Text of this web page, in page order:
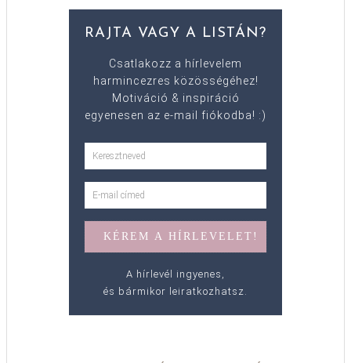
RAJTA VAGY A LISTÁN?
Csatlakozz a hírlevelem
harmincezres közösségéhez!
Motiváció & inspiráció
egyenesen az e-mail fiókodba! :)
A hírlevél ingyenes,
és bármikor leiratkozhatsz.